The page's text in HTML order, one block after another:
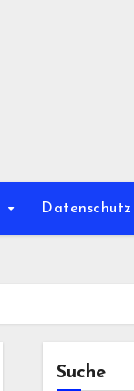
Datenschutz
Suche